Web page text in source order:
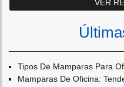
Tipos De Mamparas Para
Mamparas De Oficina: